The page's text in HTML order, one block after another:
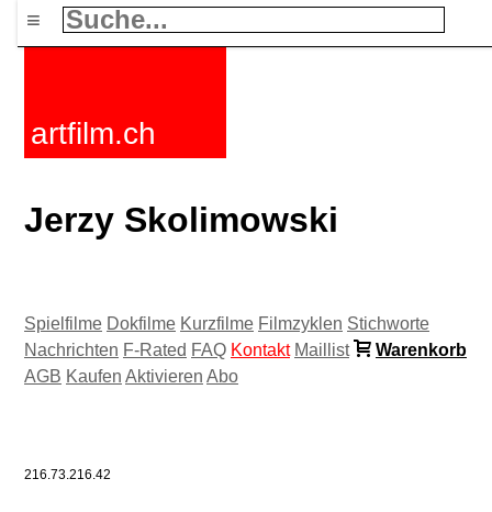
≡
artfilm.ch
Jerzy Skolimowski
Spielfilme Dokfilme Kurzfilme Filmzyklen Stichworte
Nachrichten F-Rated FAQ Kontakt Maillist
Warenkorb
AGB Kaufen Aktivieren Abo
216.73.216.42